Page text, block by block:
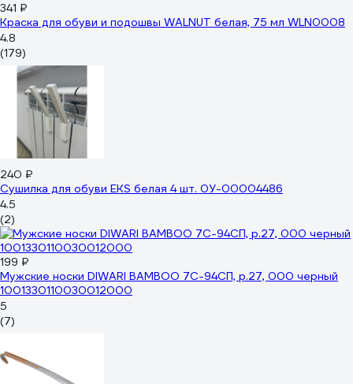
341 ₽
Краска для обуви и подошвы WALNUT белая, 75 мл WLN0008
4.8
(179)
240 ₽
Сушилка для обуви EKS белая 4 шт. 0У-00004486
4.5
(2)
199 ₽
Мужские носки DIWARI BAMBOO 7С-94СП, р.27, 000 черный
1001330110030012000
5
(7)